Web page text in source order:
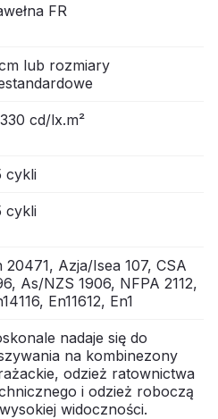
FR
lub rozmiary
cd/lx.m²
cykli
cykli
20471, Azja/Isea 107, CSA
As/NZS 1906, NFPA 2112,
En11612, En1
nadaje się do
na kombinezony
odzież ratownictwa
i odzież roboczą
widoczności.